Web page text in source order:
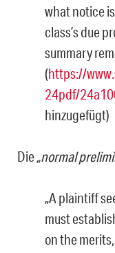
what notice
class’s due
summary
(https://
24pdf/
hinzugefügt)
Die„normal
„A plaintiff
must
on the